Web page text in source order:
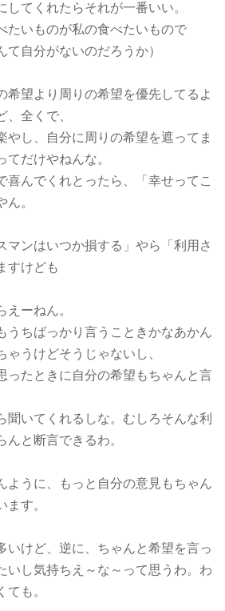
してくれたらそれが一番いい。
たいものが私の食べたいもので
自分がないのだろうか）
希望より周りの希望を優先してるよ
、全くで、
やし、自分に周りの希望を遮ってま
てだけやねんな。
喜んでくれとったら、「幸せってこ
。
マンはいつか損する」やら「利用さ
すけども
えーねん。
うちばっかり言うこときかなあかん
ゃうけどそうじゃないし、
ったときに自分の希望もちゃんと言
聞いてくれるしな。むしろそんな利
んと断言できるわ。
ように、もっと自分の意見もちゃん
ます。
いけど、逆に、ちゃんと希望を言っ
いし気持ちえ～な～って思うわ。わ
ても。